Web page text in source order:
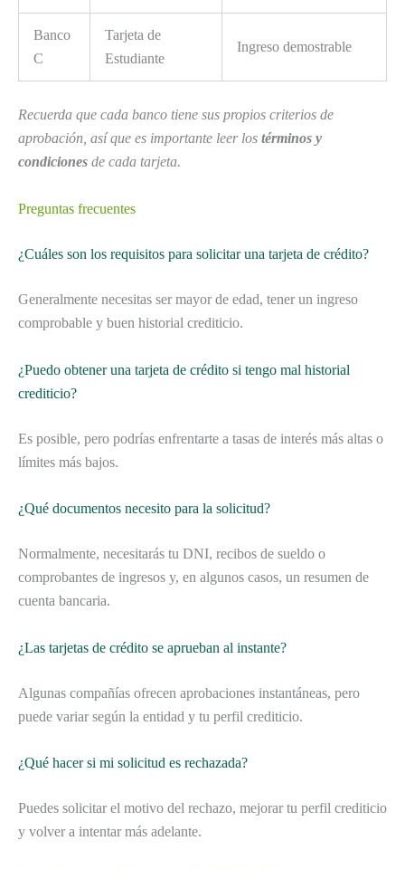
Banco
C
Tarjeta de
Estudiante
Ingreso demostrable
Recuerda que cada banco tiene sus propios criterios de
aprobación, así que es importante leer los términos y
condiciones de cada tarjeta.
Preguntas frecuentes
¿Cuáles son los requisitos para solicitar una tarjeta de crédito?
Generalmente necesitas ser mayor de edad, tener un ingreso
comprobable y buen historial crediticio.
¿Puedo obtener una tarjeta de crédito si tengo mal historial
crediticio?
Es posible, pero podrías enfrentarte a tasas de interés más altas o
límites más bajos.
¿Qué documentos necesito para la solicitud?
Normalmente, necesitarás tu DNI, recibos de sueldo o
comprobantes de ingresos y, en algunos casos, un resumen de
cuenta bancaria.
¿Las tarjetas de crédito se aprueban al instante?
Algunas compañías ofrecen aprobaciones instantáneas, pero
puede variar según la entidad y tu perfil crediticio.
¿Qué hacer si mi solicitud es rechazada?
Puedes solicitar el motivo del rechazo, mejorar tu perfil crediticio
y volver a intentar más adelante.